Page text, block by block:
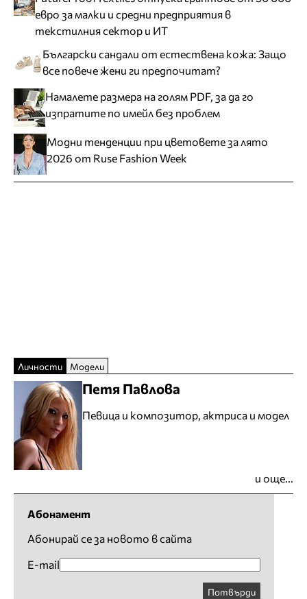
евро за малки и средни предприятия в
текстилния сектор и ИТ
Български сандали от естествена кожа: Защо
все повече жени ги предпочитат?
Намалете размера на голям PDF, за да го
изпратите по имейл без проблем
Модни тенденции при цветовете за лято
2026 от Ruse Fashion Week
Личности Модели
Петя Павлова
Певица и композитор, актриса и модел
и още...
Абонамент
Абонирай се за новото в сайта
E-mail
Потвърди